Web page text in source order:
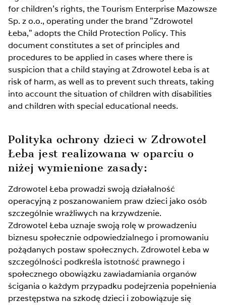
for children's rights, the Tourism Enterprise Mazowsze
Sp. z o.o., operating under the brand "Zdrowotel
Łeba," adopts the Child Protection Policy. This
document constitutes a set of principles and
procedures to be applied in cases where there is
suspicion that a child staying at Zdrowotel Łeba is at
risk of harm, as well as to prevent such threats, taking
into account the situation of children with disabilities
and children with special educational needs.
Polityka ochrony dzieci w Zdrowotel
Łeba jest realizowana w oparciu o
niżej wymienione zasady:
Zdrowotel Łeba prowadzi swoją działalność
operacyjną z poszanowaniem praw dzieci jako osób
szczególnie wrażliwych na krzywdzenie.
Zdrowotel Łeba uznaje swoją rolę w prowadzeniu
biznesu społecznie odpowiedzialnego i promowaniu
pożądanych postaw społecznych. Zdrowotel Łeba w
szczególności podkreśla istotność prawnego i
społecznego obowiązku zawiadamiania organów
ścigania o każdym przypadku podejrzenia popełnienia
przestępstwa na szkodę dzieci i zobowiązuje się